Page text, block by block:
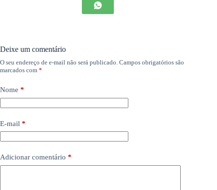
Deixe um comentário
O seu endereço de e-mail não será publicado. Campos obrigatórios são
marcados com *
Nome *
E-mail *
Adicionar comentário *